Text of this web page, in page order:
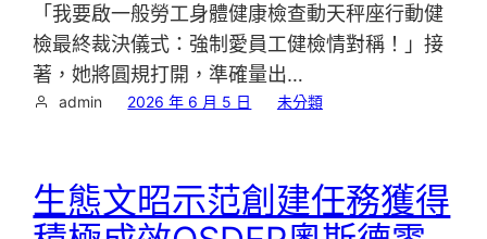
「我要啟一般勞工身體健康檢查動天秤座行動健
檢最終裁決儀式：強制愛員工健檢情對稱！」接
著，她將圓規打開，準確量出…
admin 2026 年 6 月 5 日 未分類
生態文昭示范創建任務獲得